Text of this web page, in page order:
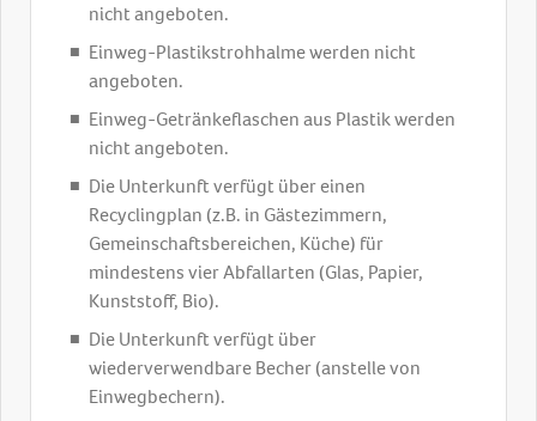
nicht angeboten.
Einweg-Plastikstrohhalme werden nicht
angeboten.
Einweg-Getränkeflaschen aus Plastik werden
nicht angeboten.
Die Unterkunft verfügt über einen
Recyclingplan (z.B. in Gästezimmern,
Gemeinschaftsbereichen, Küche) für
mindestens vier Abfallarten (Glas, Papier,
Kunststoff, Bio).
Die Unterkunft verfügt über
wiederverwendbare Becher (anstelle von
Einwegbechern).